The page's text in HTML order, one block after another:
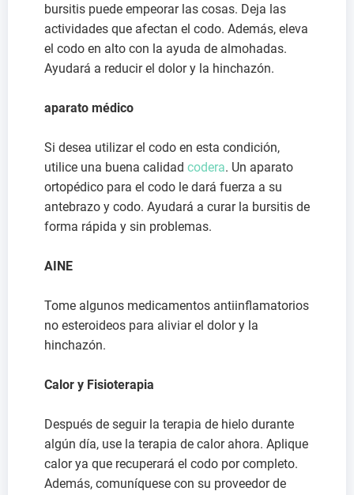
bursitis puede empeorar las cosas. Deja las
actividades que afectan el codo. Además, eleva
el codo en alto con la ayuda de almohadas.
Ayudará a reducir el dolor y la hinchazón.
aparato médico
Si desea utilizar el codo en esta condición,
utilice una buena calidad codera. Un aparato
ortopédico para el codo le dará fuerza a su
antebrazo y codo. Ayudará a curar la bursitis de
forma rápida y sin problemas.
AINE
Tome algunos medicamentos antiinflamatorios
no esteroideos para aliviar el dolor y la
hinchazón.
Calor y Fisioterapia
Después de seguir la terapia de hielo durante
algún día, use la terapia de calor ahora. Aplique
calor ya que recuperará el codo por completo.
Además, comuníquese con su proveedor de